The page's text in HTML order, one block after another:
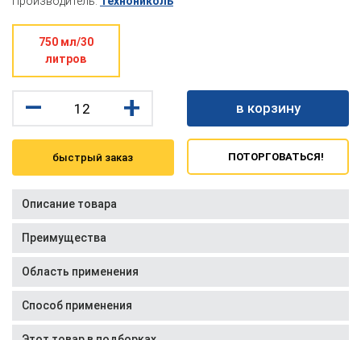
750 мл/30
литров
– + в корзину
быстрый заказ ПОТОРГОВАТЬСЯ!
Описание товара
Преимущества
Область применения
Способ применения